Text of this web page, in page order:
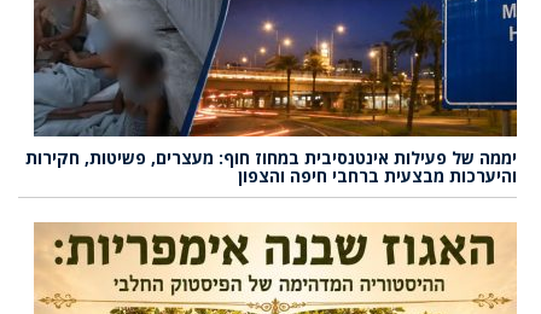
יממה של פעילות אינטנסיבית במחוז חוף: מעצרים, פשיטות, חקירות
והיערכות מבצעית ברחבי חיפה והצפון